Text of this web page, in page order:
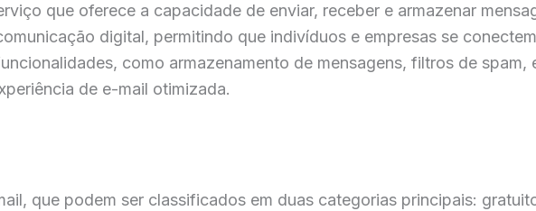
que oferece a capacidade de enviar, receber e armazenar
digital, permitindo que indivíduos e empresas se
como armazenamento de mensagens, filtros de spam,
de e-mail otimizada.
que podem ser classificados em duas categorias principais: